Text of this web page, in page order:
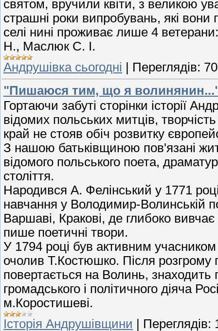
святом, вручили квіти, з великою
страшні роки випробувань, які
селі нині проживає лише 4
Н., Маслюк С. І.
Андрушівка сьогодні
Переглядів:
"Пишаюся тим, що я
Гортаючи забуті сторінки історії
відомих польських митців,
край не стояв обіч розвитку
З нашою батьківщиною пов'язані
відомого польського поета,
століття.
Народився А. Фелінський у 1771
навчання у Володимир-Волинській
Варшаві, Кракові, де глибоко
пише поетичні твори.
У 1794 році був активним
очолив Т.Костюшко. Після розгрому
повертається на Волинь, знаходить
громадського і політичного діяча
м.Коростишеві.
Історія Андрушівщини
Переглядів: